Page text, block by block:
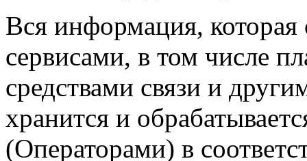
Вся информация, которая
сервисами, в том числе
средствами связи и
хранится и
(Операторами) в